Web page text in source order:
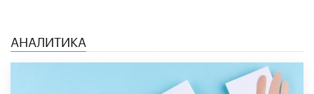
АНАЛИТИКА